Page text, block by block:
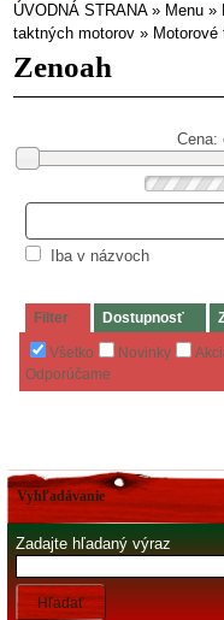
ÚVODNÁ STRANA» Menu »
taktných motorov » Motorové
Zenoah
Cena:
Iba v názvoch
Filter Dostupnosť
Všetko Novinky
Odporúčame
Vyhľadávanie
Zadajte hľadaný výraz
Hľadať